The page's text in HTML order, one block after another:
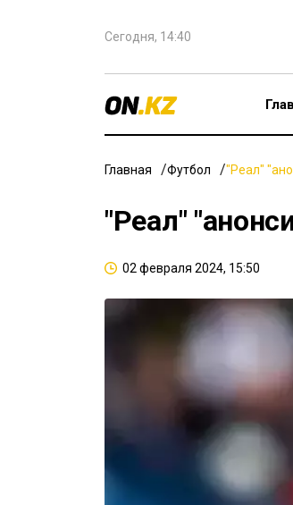
Сегодня, 14:40
Главная Футбол "Реал"
"Реал"
02 февраля 2024, 15:50